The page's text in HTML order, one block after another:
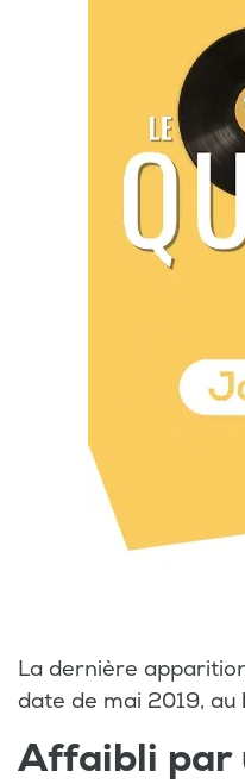
La dernière
date de mai 2019, au
Affaibli par